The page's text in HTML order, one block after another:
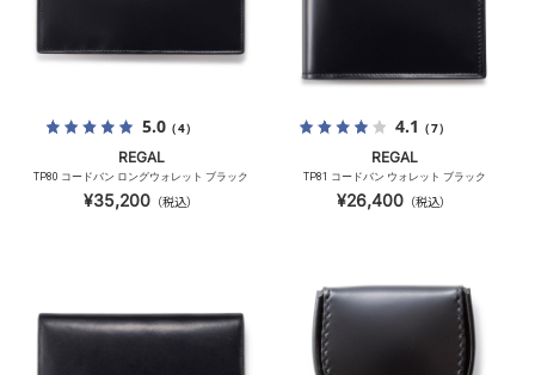
5.0（4）
REGAL
TP80 コードバン ロングウォレット ブラック
¥35,200 （税込）
4.1 （7）
REGAL
TP81 コードバン ウォレット ブラック
¥26,400 （税込）